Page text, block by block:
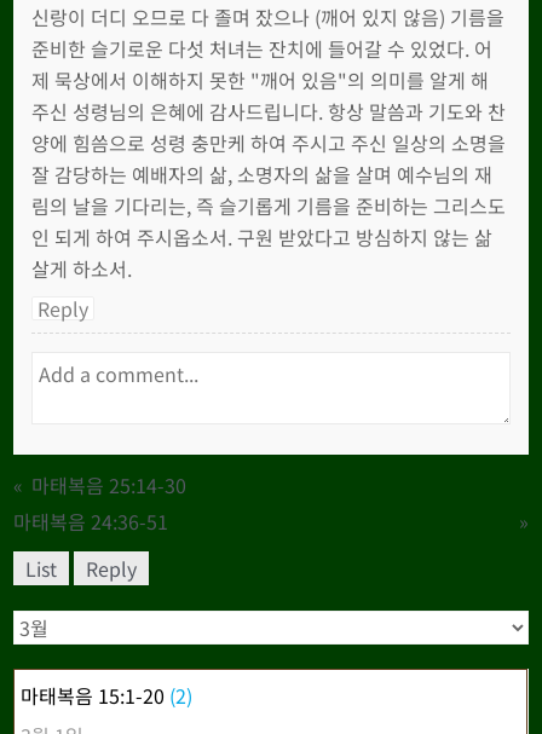
신랑이 더디 오므로 다 졸며 잤으나 (깨어 있지 않음) 기름을
준비한 슬기로운 다섯 처녀는 잔치에 들어갈 수 있었다. 어
제 묵상에서 이해하지 못한 "깨어 있음"의 의미를 알게 해
주신 성령님의 은혜에 감사드립니다. 항상 말씀과 기도와 찬
양에 힘씀으로 성령 충만케 하여 주시고 주신 일상의 소명을
잘 감당하는 예배자의 삶, 소명자의 삶을 살며 예수님의 재
림의 날을 기다리는, 즉 슬기롭게 기름을 준비하는 그리스도
인 되게 하여 주시옵소서. 구원 받았다고 방심하지 않는 삶
살게 하소서.
Reply
« 마태복음 25:14-30
마태복음 24:36-51
»
List
Reply
마태복음 15:1-20 (2)